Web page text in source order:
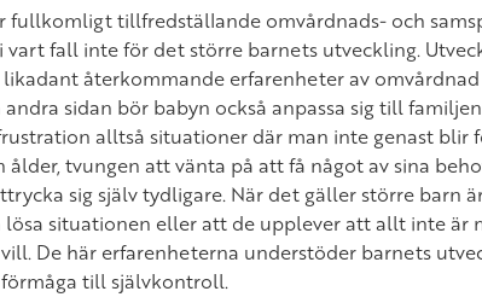
fullkomligt tillfredställande omvårdnads- och
vart fall inte för det större barnets utveckling.
återkommande erfarenheter av
andra sidan bör babyn också anpassa sig till
alltså situationer där man inte genast blir
ålder, tvungen att vänta på att få något av sina
sig själv tydligare. När det gäller större barn
lösa situationen eller att de upplever att allt inte
De här erfarenheterna understöder barnets
till självkontroll.